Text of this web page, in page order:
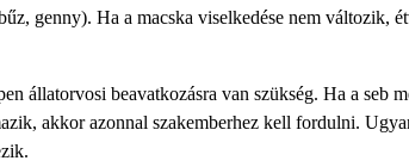
genny). Ha a macska viselkedése nem változik,
állatorvosi beavatkozásra van szükség. Ha a seb
akkor azonnal szakemberhez kell fordulni.